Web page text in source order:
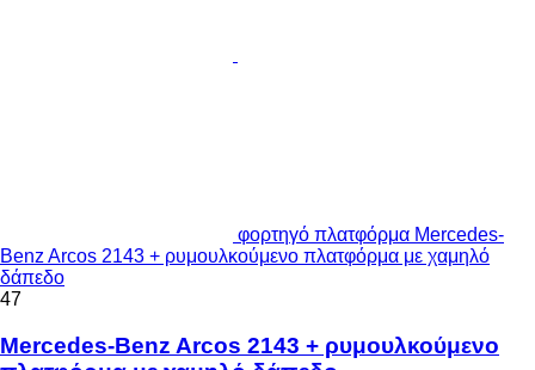
φορτηγό πλατφόρμα Mercedes-
Benz Arcos 2143 + ρυμουλκούμενο πλατφόρμα με χαμηλό
δάπεδο
47
Mercedes-Benz Arcos 2143 + ρυμουλκούμενο